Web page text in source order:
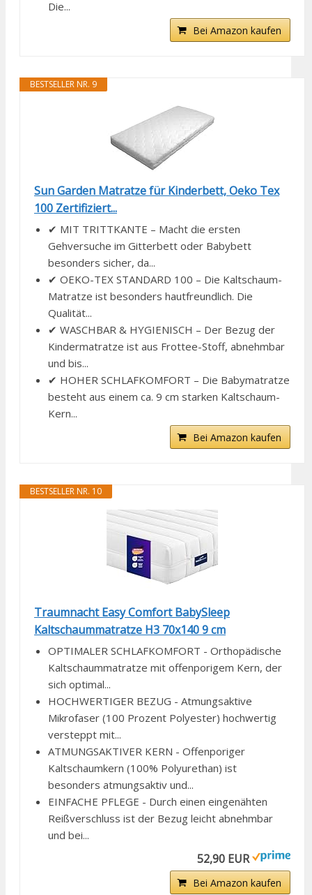
Die...
Bei Amazon kaufen
BESTSELLER NR. 9
Sun Garden Matratze für Kinderbett, Oeko Tex
100 Zertifiziert...
✔ MIT TRITTKANTE – Macht die ersten
Gehversuche im Gitterbett oder Babybett
besonders sicher, da...
✔ OEKO-TEX STANDARD 100 – Die Kaltschaum-
Matratze ist besonders hautfreundlich. Die
Qualität...
✔ WASCHBAR & HYGIENISCH – Der Bezug der
Kindermatratze ist aus Frottee-Stoff, abnehmbar
und bis...
✔ HOHER SCHLAFKOMFORT – Die Babymatratze
besteht aus einem ca. 9 cm starken Kaltschaum-
Kern...
Bei Amazon kaufen
BESTSELLER NR. 10
Traumnacht Easy Comfort BabySleep
Kaltschaummatratze H3 70x140 9 cm
OPTIMALER SCHLAFKOMFORT - Orthopädische
Kaltschaummatratze mit offenporigem Kern, der
sich optimal...
HOCHWERTIGER BEZUG - Atmungsaktive
Mikrofaser (100 Prozent Polyester) hochwertig
versteppt mit...
ATMUNGSAKTIVER KERN - Offenporiger
Kaltschaumkern (100% Polyurethan) ist
besonders atmungsaktiv und...
EINFACHE PFLEGE - Durch einen eingenähten
Reißverschluss ist der Bezug leicht abnehmbar
und bei...
52,90 EUR
Bei Amazon kaufen